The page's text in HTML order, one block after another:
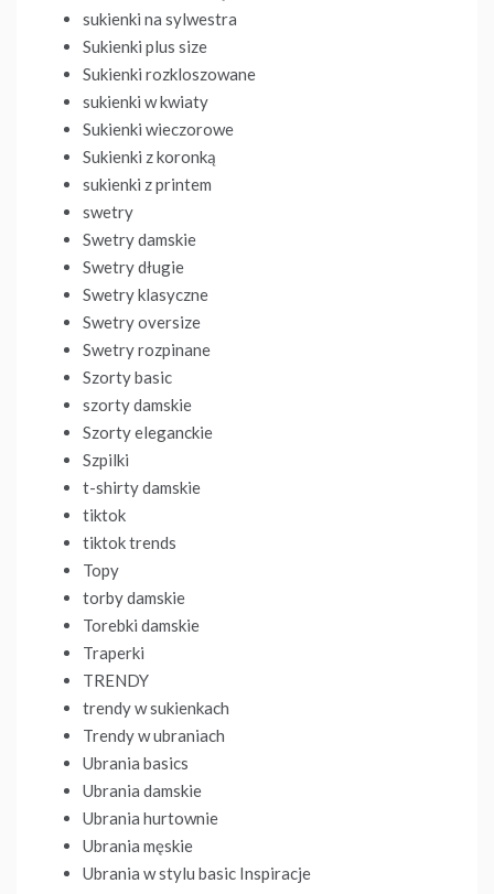
sukienki na sylwestra
Sukienki plus size
Sukienki rozkloszowane
sukienki w kwiaty
Sukienki wieczorowe
Sukienki z koronką
sukienki z printem
swetry
Swetry damskie
Swetry długie
Swetry klasyczne
Swetry oversize
Swetry rozpinane
Szorty basic
szorty damskie
Szorty eleganckie
Szpilki
t-shirty damskie
tiktok
tiktok trends
Topy
torby damskie
Torebki damskie
Traperki
TRENDY
trendy w sukienkach
Trendy w ubraniach
Ubrania basics
Ubrania damskie
Ubrania hurtownie
Ubrania męskie
Ubrania w stylu basic Inspiracje